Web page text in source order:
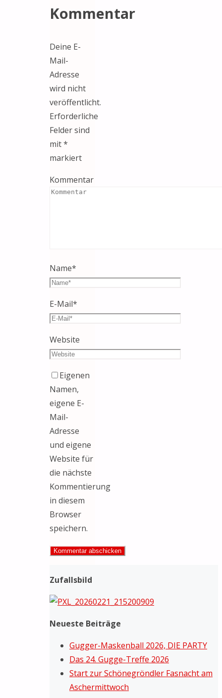
Kommentar
Deine E-
Mail-
Adresse
wird nicht
veröffentlicht.
Erforderliche
Felder sind
mit*
markiert
Kommentar
Name*
E-Mail*
Website
Eigenen
Namen,
eigene E-
Mail-
Adresse
und eigene
Website für
die nächste
Kommentierung
in diesem
Browser
speichern.
Zufallsbild
Neueste Beiträge
Gugger-Maskenball 2026, DIE PARTY
Das 24. Gugge-Treffe 2026
Start zur Schönegröndler Fasnacht am
Aschermittwoch